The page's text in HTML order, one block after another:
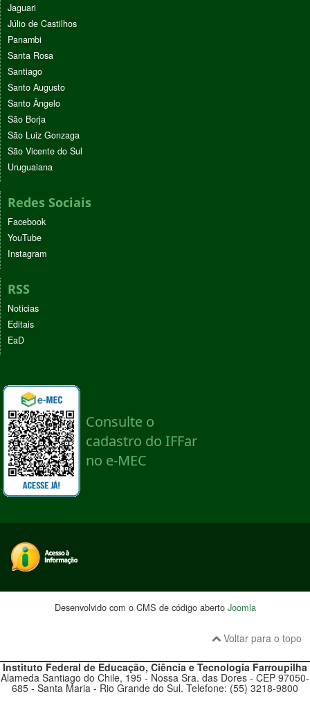
Jaguari
Júlio de Castilhos
Panambi
Santa Rosa
Santiago
Santo Augusto
Santo Ângelo
São Borja
São Luiz Gonzaga
São Vicente do Sul
Uruguaiana
Redes Sociais
Facebook
YouTube
Instagram
RSS
Noticias
Editais
EaD
Desenvolvido com o CMS de código aberto Joomla
Voltar para o topo
Instituto Federal de Educação, Ciência e TecnologiaFarroupilha
Alameda Santiago do Chile, 195 - Nossa Sra. das Dores - CEP 97050-
685 - Santa Maria - Rio Grande do Sul. Telefone: (55) 3218-9800